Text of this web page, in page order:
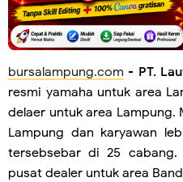
bursalampung.com - PT.
resmi yamaha untuk area
delaer untuk area Lampung.
Lampung dan karyawan
tersebsebar di 25 cabang.
pusat dealer untuk area